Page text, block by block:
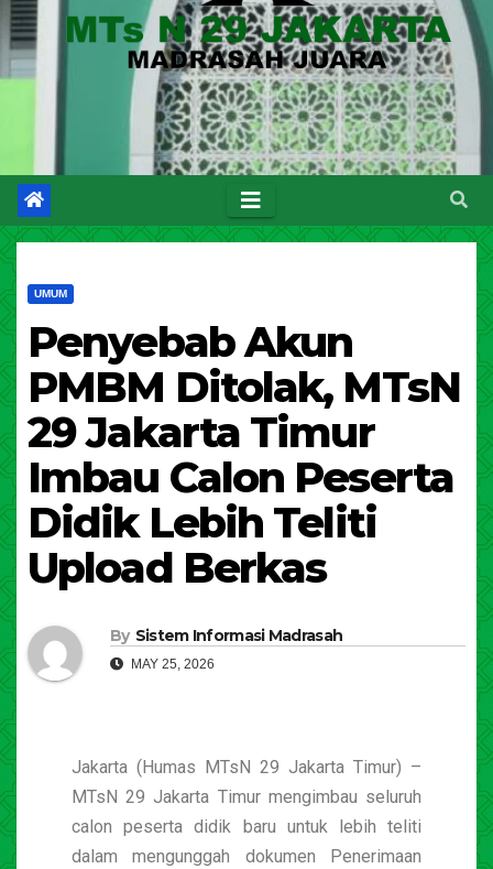
UMUM
Penyebab Akun
PMBM Ditolak, MTsN
29 Jakarta Timur
Imbau Calon Peserta
Didik Lebih Teliti
Upload Berkas
By Sistem Informasi Madrasah
MAY 25, 2026
Jakarta (Humas MTsN 29 Jakarta Timur) –
MTsN 29 Jakarta Timur mengimbau seluruh
calon peserta didik baru untuk lebih teliti
dalam mengunggah dokumen Penerimaan